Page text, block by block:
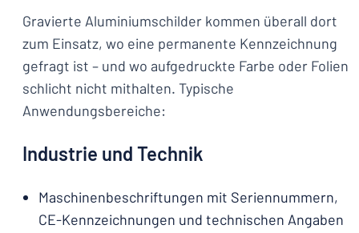
Gravierte Aluminiumschilder kommen überall dort
zum Einsatz, wo eine permanente Kennzeichnung
gefragt ist – und wo aufgedruckte Farbe oder Folien
schlicht nicht mithalten. Typische
Anwendungsbereiche:
Industrie und Technik
Maschinenbeschriftungen mit Seriennummern,
CE-Kennzeichnungen und technischen Angaben